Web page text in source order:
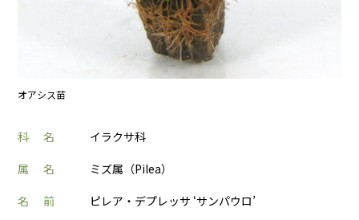
オアシス苗
科 名
イラクサ科
属 名
ミズ属（Pilea）
名 前
ピレア・デプレッサ ‘サンパウロ’